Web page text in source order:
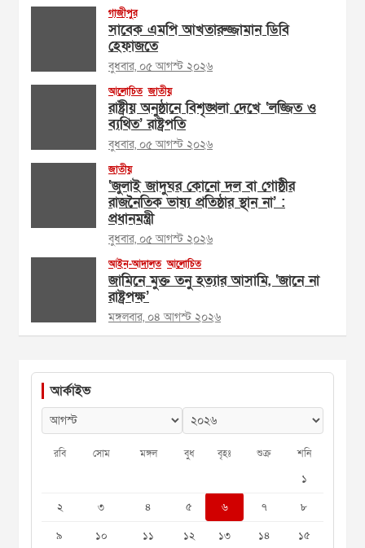
গাজীপুর
সাবেক এমপি আখতারুজ্জামান ডিবি
হেফাজতে
বুধবার, ০৫ আগস্ট ২০২৬
আলোচিত জাতীয়
রাষ্ট্রীয় অনুষ্ঠানে বিশৃঙ্খলা দেখে ‘লজ্জিত ও
ব্যথিত’ রাষ্ট্রপতি
বুধবার, ০৫ আগস্ট ২০২৬
জাতীয়
‘জুলাই জাদুঘর কোনো দল বা গোষ্ঠীর
রাজনৈতিক ভাষ্য প্রতিষ্ঠার স্থান না’ :
প্রধানমন্ত্রী
বুধবার, ০৫ আগস্ট ২০২৬
আইন-আদালত আলোচিত
জামিনে মুক্ত তনু হত্যার আসামি, ‘জানে না
রাষ্ট্রপক্ষ’
মঙ্গলবার, ০৪ আগস্ট ২০২৬
আর্কাইভ
রবি সোম মঙ্গল বুধ বৃহঃ শুক্র শনি
১
২
৩ ৪ ৫ ৬ ৭
৮
৯
১০ ১১ ১২ ১৩ ১৪ ১৫